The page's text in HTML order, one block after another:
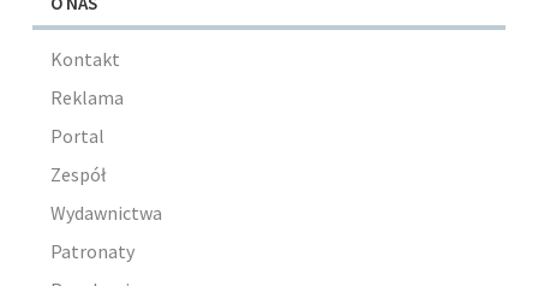
Kontakt
Reklama
Portal
Zespół
Wydawnictwa
Patronaty